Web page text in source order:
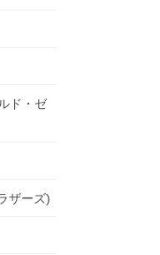
ド・ゼ
ザーズ)